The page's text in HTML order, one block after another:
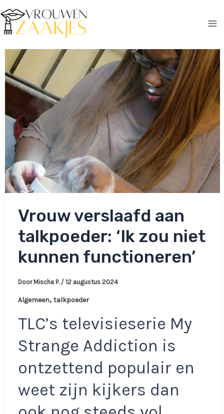
naar
de
Vrouw verslaafd aan
talkpoeder: ‘Ik zou niet
kunnen functioneren’
Door Mischa P. / 12 augustus 2024
Algemeen, talkpoeder
TLC’s televisieserie My
Strange Addiction is
ontzettend populair en
weet zijn kijkers dan